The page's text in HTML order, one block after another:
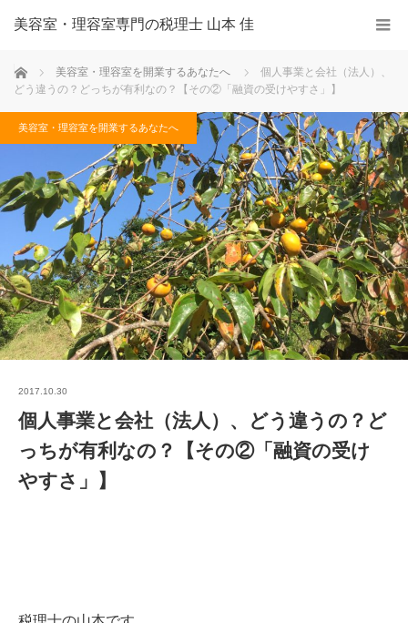
美容室・理容室専門の税理士 山本 佳
ホーム 美容室・理容室を開業するあなたへ
個人事業と会社（法人）、
どう違うの？どっちが有利なの？【その②「融資の受けやすさ」】
美容室・理容室を開業するあなたへ
2017.10.30
個人事業と会社（法人）、どう違うの？ど
っちが有利なの？【その②「融資の受け
やすさ」】